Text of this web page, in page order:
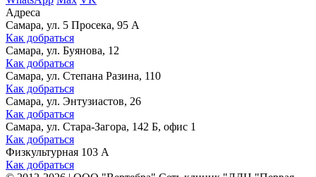
Адреса
Самара, ул. 5 Просека, 95 А
Как добраться
Самара, ул. Буянова, 12
Как добраться
Самара, ул. Степана Разина, 110
Как добраться
Самара, ул. Энтузиастов, 26
Как добраться
Самара, ул. Стара-Загора, 142 Б, офис 1
Как добраться
Физкультурная 103 А
Как добраться